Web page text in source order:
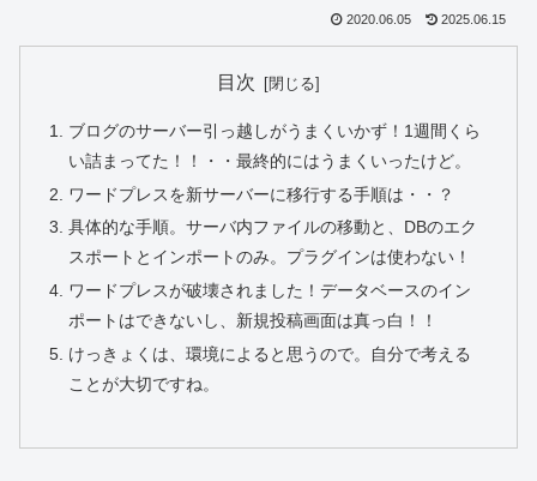
2020.06.05 2025.06.15
目次
ブログのサーバー引っ越しがうまくいかず！1週間くら
い詰まってた！！・・最終的にはうまくいったけど。
ワードプレスを新サーバーに移行する手順は・・？
具体的な手順。サーバ内ファイルの移動と、DBのエク
スポートとインポートのみ。プラグインは使わない！
ワードプレスが破壊されました！データベースのイン
ポートはできないし、新規投稿画面は真っ白！！
けっきょくは、環境によると思うので。自分で考える
ことが大切ですね。